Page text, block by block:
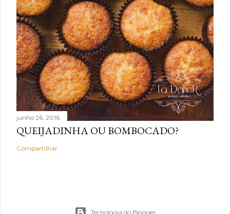
junho 26, 2016
QUEIJADINHA OU BOMBOCADO?
Compartilhar
Tecnologia do Blogger